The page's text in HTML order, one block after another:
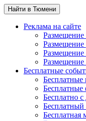
Найти в Тюмени
Реклама на сайте
Размещение
Размещение
Размещение
Бесплатные
Бесплатно
Бесплатная